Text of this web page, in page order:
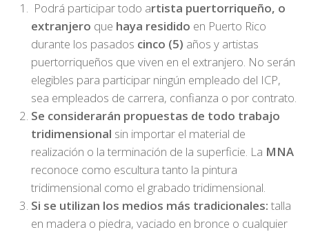
Podrá participar todo artista puertorriqueño, o
extranjero que haya residido en Puerto Rico
durante los pasados cinco (5) años y artistas
puertorriqueños que viven en el extranjero. No serán
elegibles para participar ningún empleado del ICP,
sea empleados de carrera, confianza o por contrato.
Se considerarán propuestas de todo trabajo
tridimensional sin importar el material de
realización o la terminación de la superficie. La MNA
reconoce como escultura tanto la pintura
tridimensional como el grabado tridimensional.
Si se utilizan los medios más tradicionales: talla
en madera o piedra, vaciado en bronce o cualquier